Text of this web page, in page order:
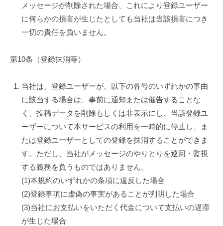
メッセージが削除された場合、これにより登録ユーザー
に何らかの損害が生じたとしても当社は当該損害につき
一切の責任を負いません。
第10条（登録抹消等）
当社は、登録ユーザーが、以下の各号のいずれかの事由
に該当する場合は、事前に通知または催告することな
く、投稿データを削除もしくは非表示にし、当該登録ユ
ーザーについて本サービスの利用を一時的に停止し、ま
たは登録ユーザーとしての登録を抹消することができま
す。ただし、当社がメッセージのやりとりを巡回・監視
する義務を負うものではありません。
(1)本規約のいずれかの条項に違反した場合
(2)登録事項に虚偽の事実があることが判明した場合
(3)当社にお支払いをいただく代金について支払いの遅滞
が生じた場合